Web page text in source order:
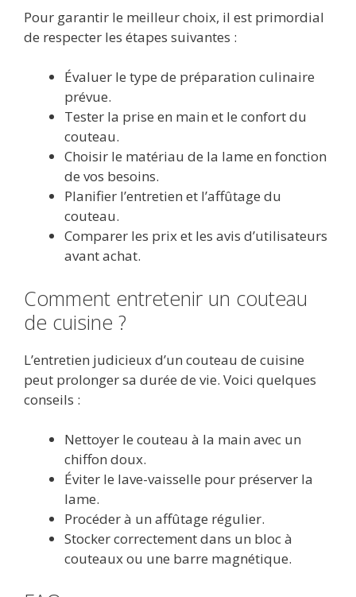
Pour garantir le meilleur choix, il est primordial
de respecter les étapes suivantes :
Évaluer le type de préparation culinaire
prévue.
Tester la prise en main et le confort du
couteau.
Choisir le matériau de la lame en fonction
de vos besoins.
Planifier l’entretien et l’affûtage du
couteau.
Comparer les prix et les avis d’utilisateurs
avant achat.
Comment entretenir un couteau
de cuisine ?
L’entretien judicieux d’un couteau de cuisine
peut prolonger sa durée de vie. Voici quelques
conseils :
Nettoyer le couteau à la main avec un
chiffon doux.
Éviter le lave-vaisselle pour préserver la
lame.
Procéder à un affûtage régulier.
Stocker correctement dans un bloc à
couteaux ou une barre magnétique.